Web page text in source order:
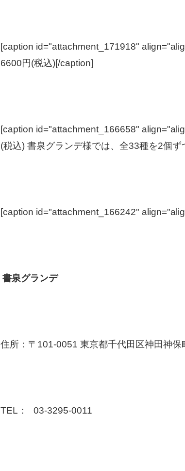
[caption id="attachment_171918"
6600円(税込)[/caption]
[caption id="attachment_166658"
(税込) 書泉グランデ様では、全33種を2個
[caption id="attachment_166242"
書泉グランデ
住所：〒101-0051 東京都千代田区神田神保
TEL： 03-3295-0011